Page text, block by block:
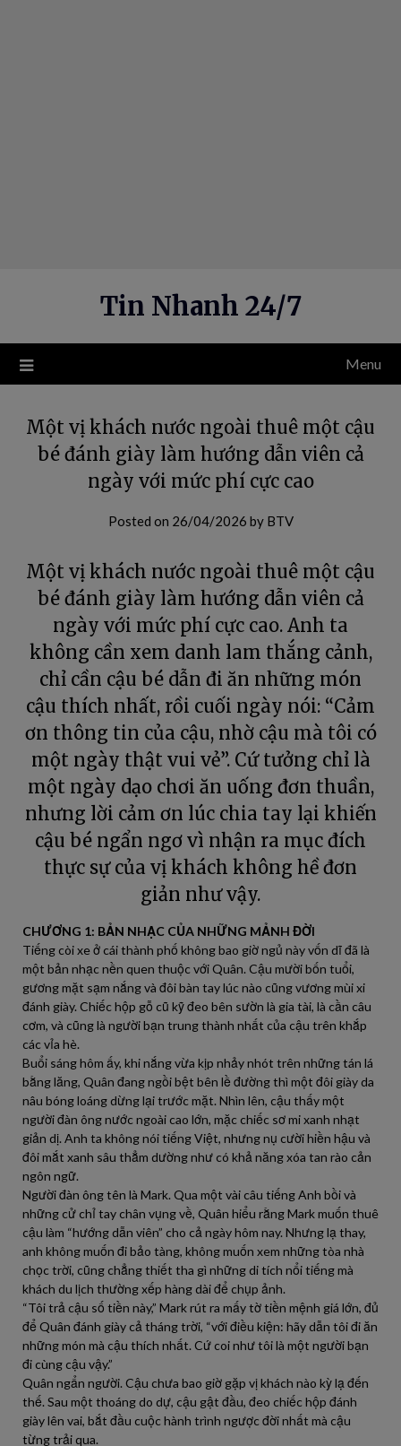
Tin Nhanh 24/7
Menu
Một vị khách nước ngoài thuê một cậu
bé đánh giày làm hướng dẫn viên cả
ngày với mức phí cực cao
Posted on 26/04/2026 by BTV
Một vị khách nước ngoài thuê một cậu
bé đánh giày làm hướng dẫn viên cả
ngày với mức phí cực cao. Anh ta
không cần xem danh lam thắng cảnh,
chỉ cần cậu bé dẫn đi ăn những món
cậu thích nhất, rồi cuối ngày nói: “Cảm
ơn thông tin của cậu, nhờ cậu mà tôi có
một ngày thật vui vẻ”. Cứ tưởng chỉ là
một ngày dạo chơi ăn uống đơn thuần,
nhưng lời cảm ơn lúc chia tay lại khiến
cậu bé ngẩn ngơ vì nhận ra mục đích
thực sự của vị khách không hề đơn
giản như vậy.
CHƯƠNG 1: BẢN NHẠC CỦA NHỮNG MẢNH ĐỜI
Tiếng còi xe ở cái thành phố không bao giờ ngủ này vốn dĩ đã là
một bản nhạc nền quen thuộc với Quân. Cậu mười bốn tuổi,
gương mặt sạm nắng và đôi bàn tay lúc nào cũng vương mùi xi
đánh giày. Chiếc hộp gỗ cũ kỹ đeo bên sườn là gia tài, là cần câu
cơm, và cũng là người bạn trung thành nhất của cậu trên khắp
các vỉa hè.
Buổi sáng hôm ấy, khi nắng vừa kịp nhảy nhót trên những tán lá
bằng lăng, Quân đang ngồi bệt bên lề đường thì một đôi giày da
nâu bóng loáng dừng lại trước mặt. Nhìn lên, cậu thấy một
người đàn ông nước ngoài cao lớn, mặc chiếc sơ mi xanh nhạt
giản dị. Anh ta không nói tiếng Việt, nhưng nụ cười hiền hậu và
đôi mắt xanh sâu thẳm dường như có khả năng xóa tan rào cản
ngôn ngữ.
Người đàn ông tên là Mark. Qua một vài câu tiếng Anh bồi và
những cử chỉ tay chân vụng về, Quân hiểu rằng Mark muốn thuê
cậu làm “hướng dẫn viên” cho cả ngày hôm nay. Nhưng lạ thay,
anh không muốn đi bảo tàng, không muốn xem những tòa nhà
chọc trời, cũng chẳng thiết tha gì những di tích nổi tiếng mà
khách du lịch thường xếp hàng dài để chụp ảnh.
“Tôi trả cậu số tiền này,” Mark rút ra mấy tờ tiền mệnh giá lớn, đủ
để Quân đánh giày cả tháng trời, “với điều kiện: hãy dẫn tôi đi ăn
những món mà cậu thích nhất. Cứ coi như tôi là một người bạn
đi cùng cậu vậy.”
Quân ngẩn người. Cậu chưa bao giờ gặp vị khách nào kỳ lạ đến
thế. Sau một thoáng do dự, cậu gật đầu, đeo chiếc hộp đánh
giày lên vai, bắt đầu cuộc hành trình ngược đời nhất mà cậu
từng trải qua.